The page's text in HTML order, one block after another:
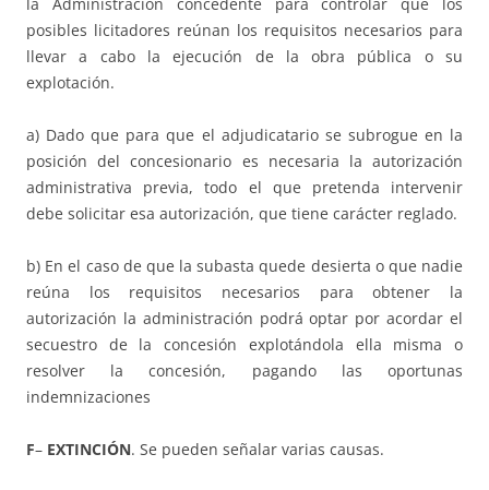
la Administración concedente para controlar que los
posibles licitadores reúnan los requisitos necesarios para
llevar a cabo la ejecución de la obra pública o su
explotación.
a) Dado que para que el adjudicatario se subrogue en la
posición del concesionario es necesaria la autorización
administrativa previa, todo el que pretenda intervenir
debe solicitar esa autorización, que tiene carácter reglado.
b) En el caso de que la subasta quede desierta o que nadie
reúna los requisitos necesarios para obtener la
autorización la administración podrá optar por acordar el
secuestro de la concesión explotándola ella misma o
resolver la concesión, pagando las oportunas
indemnizaciones
F– EXTINCIÓN. Se pueden señalar varias causas.